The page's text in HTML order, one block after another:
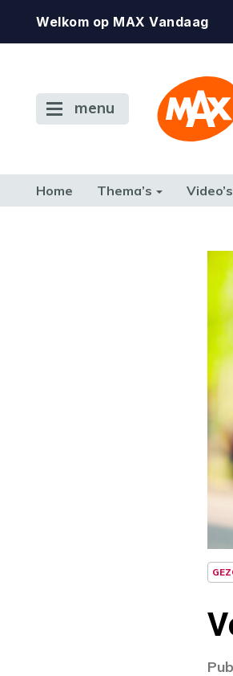
Welkom op MAX Vandaag
menu
Home Thema’s Video’s